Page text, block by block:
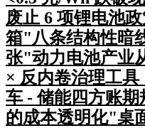
废止 6 项锂电池
箱"八条结构性暗
张"动力电池产业
× 反内卷治理工
车 - 储能四方账
的成本透明化"桌